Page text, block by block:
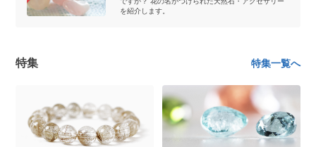
を紹介します。
特集 特集一覧へ